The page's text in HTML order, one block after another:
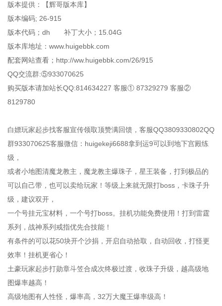
版本提供：【辉哥版本库】
版本编码; 26-915
版本代码；dh 补丁大小；15.04G
版本库地址：www.huigebbk.com
配套网站查看；http://ww.huigebbk.com/26/915
QQ交流群:⑤933070625
购买版本请加站长QQ:814634227 客服① 87329279 客服②
8129780
白嫖玩家起步找客服宣传领取顶赞满回馈，客服QQ3809330802QQ
群933070625客服微信：huigekeji6688拿到运9可以到地下宫殿练
级，
或者小地图清魔龙教主，魔龙教主爆珠子，星王装备，打到极品的
可以自己带，也可以卖给玩家！等级上来就无限打boss，卡珠子升
级，建议双开，
一个号挂元宝材料，一个号打boss。挂机功能免费使用！打到雷霆
系列，战神系列戒指优先合技能！
有条件的可以花50块开个沙捐，开启自动拾取，自动回收，打怪更
效率！挂机更省心！
土豪玩家起步打勋章斗笠合成次终极过渡，收珠子升级，越高级地
图爆率越高！
高级地图有人性怪，爆率高，32万大魔王爆率级高！